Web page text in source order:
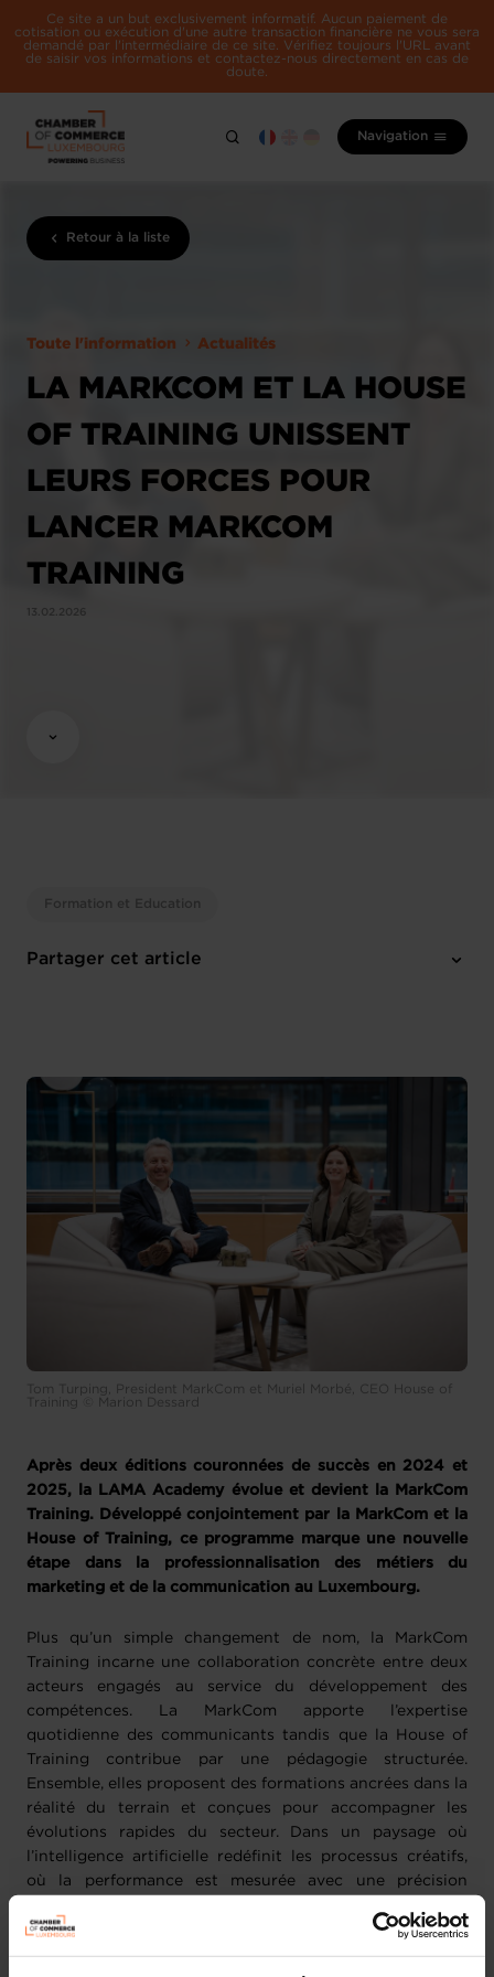
Ce site a un but exclusivement informatif. Aucun paiement de
cotisation ou exécution d'une autre transaction financière ne vous sera
demandé par l'intermédiaire de ce site. Vérifiez toujours l'URL avant
de saisir vos informations et contactez-nous directement en cas de
doute.
Navigation
Retour à la liste
Toute l'information Actualités
LA MARKCOM ET LA HOUSE
OF TRAINING UNISSENT
LEURS FORCES POUR
LANCER MARKCOM
TRAINING
13.02.2026
Formation et Education
Partager cet article
Tom Turping, President MarkCom et Muriel Morbé, CEO House of
Training © Marion Dessard
Après deux éditions couronnées de succès en 2024 et
2025, la LAMA Academy évolue et devient la MarkCom
Training. Développé conjointement par la MarkCom et la
House of Training, ce programme marque une nouvelle
étape dans la professionnalisation des métiers du
marketing et de la communication au Luxembourg.
Plus qu’un simple changement de nom, la MarkCom
Training incarne une collaboration concrète entre deux
acteurs engagés au service du développement des
compétences. La MarkCom apporte l’expertise
quotidienne des communicants tandis que la House of
Training contribue par une pédagogie structurée.
Ensemble, elles proposent des formations ancrées dans la
réalité du terrain et conçues pour accompagner les
évolutions rapides du secteur. Dans un paysage où
l’intelligence artificielle redéfinit les processus créatifs,
où la performance est mesurée avec une précision
responsabilité, de transparence et d’inclusion prennent
une place de plus en plus importante, les métiers du